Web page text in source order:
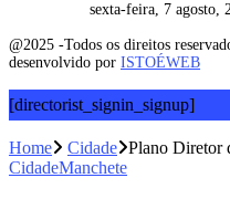
sexta-feira, 7 agosto,
@2025 -Todos os direitos
desenvolvido por ISTOÉWEB
[directorist_signin_signup]
Home Cidade Plano Diretor
CidadeManchete